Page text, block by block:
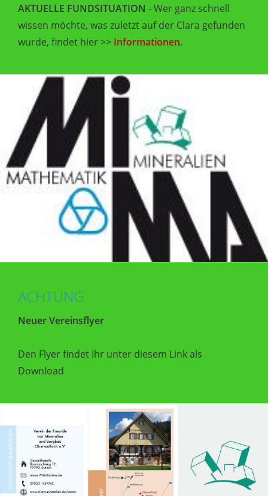
AKTUELLE FUNDSITUATION - Wer ganz schnell
wissen möchte, was zuletzt auf der Clara gefunden
wurde, findet hier >> Informationen.
ACHTUNG
Neuer Vereinsflyer
Den Flyer findet Ihr unter diesem Link als
Download